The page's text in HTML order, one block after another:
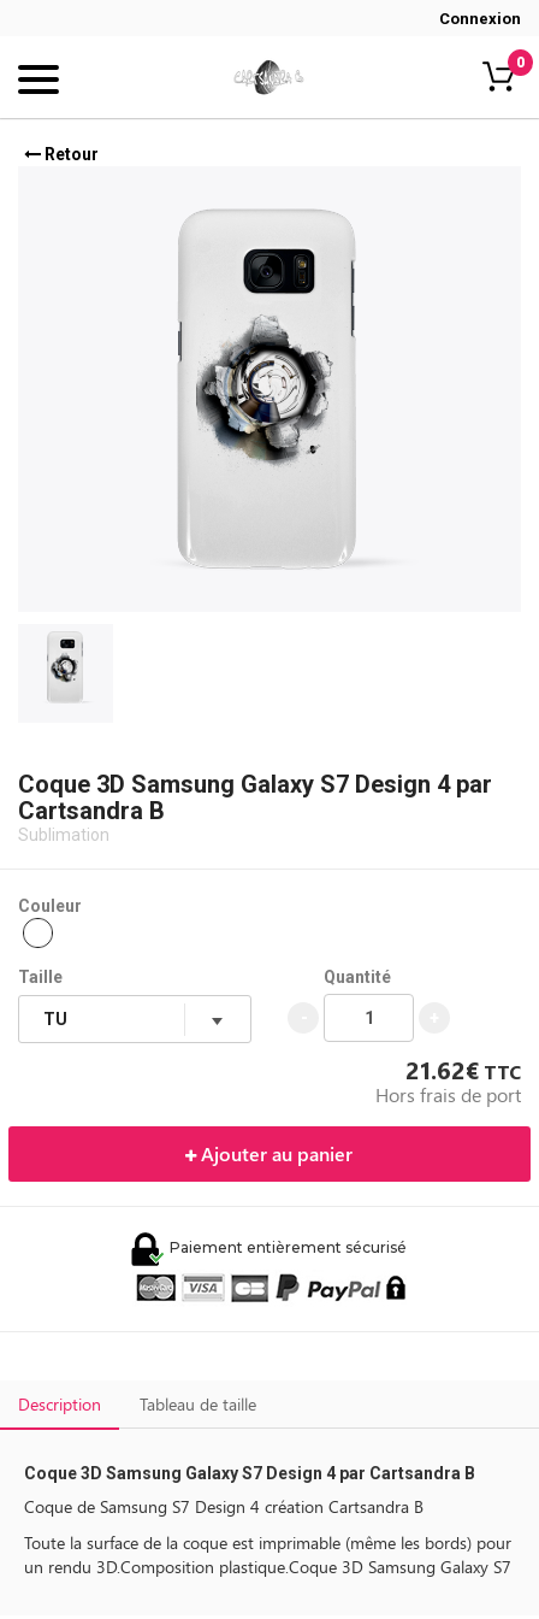
Connexion
0
Retour
Coque 3D Samsung Galaxy S7 Design 4 par
Cartsandra B
Sublimation
Couleur
Taille Quantité
21.62€ TTC
Hors frais de port
Ajouter au panier
Paiement entièrement sécurisé
Description Tableau de taille
Coque 3D Samsung Galaxy S7 Design 4 par Cartsandra B
Coque de Samsung S7 Design 4 création Cartsandra B
Toute la surface de la coque est imprimable (même les bords) pour
un rendu 3D.Composition plastique.Coque 3D Samsung Galaxy S7